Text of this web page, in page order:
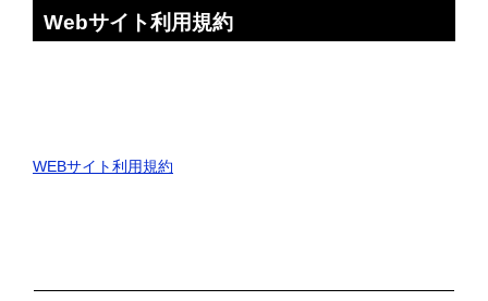
Webサイト利用規約
WEBサイト利用規約